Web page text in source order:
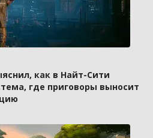
как в Найт-Сити
где приговоры выносит